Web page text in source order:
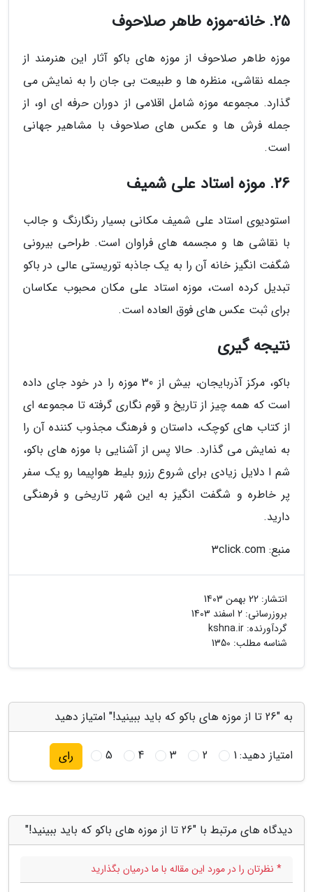
25. خانه-موزه طاهر صلاحوف
موزه طاهر صلاحوف از موزه های باکو آثار این هنرمند از
جمله نقاشی، منظره ها و طبیعت بی جان را به نمایش می
گذارد. مجموعه موزه شامل اقلامی از دوران حرفه ای او، از
جمله فرش ها و عکس های صلاحوف با مشاهیر جهانی
است.
26. موزه استاد علی شمیف
استودیوی استاد علی شمیف مکانی بسیار رنگارنگ و جالب
با نقاشی ها و مجسمه های فراوان است. طراحی بیرونی
شگفت انگیز خانه آن را به یک جاذبه توریستی عالی در باکو
تبدیل کرده است، موزه استاد علی مکان محبوب عکاسان
برای ثبت عکس های فوق العاده است.
نتیجه گیری
باکو، مرکز آذربایجان، بیش از 30 موزه را در خود جای داده
است که همه چیز از تاریخ و قوم نگاری گرفته تا مجموعه ای
از کتاب های کوچک، داستان و فرهنگ مجذوب کننده آن را
به نمایش می گذارد. حالا پس از آشنایی با موزه های باکو،
شم ا دلایل زیادی برای شروع رزرو بلیط هواپیما رو یک سفر
پر خاطره و شگفت انگیز به این شهر تاریخی و فرهنگی
دارید.
منبع: 3click.com
انتشار: 22 بهمن 1403
بروزرسانی: 2 اسفند 1403
گردآورنده: kshna.ir
شناسه مطلب: 1350
به "26 تا از موزه های باکو که باید ببینید!" امتیاز دهید
امتیاز دهید:1
2
3
4
5 رای
دیدگاه های مرتبط با "26 تا از موزه های باکو که باید ببینید!"
* نظرتان را در مورد این مقاله با ما درمیان بگذارید